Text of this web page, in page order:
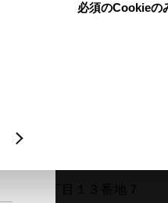
必須のCookieの
メ